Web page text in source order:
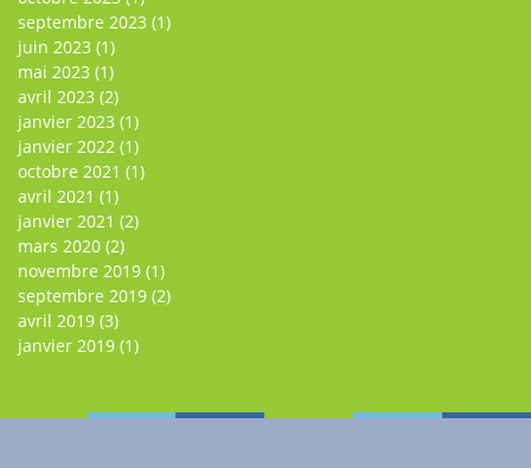
septembre 2023 (1)
juin 2023 (1)
mai 2023 (1)
avril 2023 (2)
janvier 2023 (1)
janvier 2022 (1)
octobre 2021 (1)
avril 2021 (1)
janvier 2021 (2)
mars 2020 (2)
novembre 2019 (1)
septembre 2019 (2)
avril 2019 (3)
janvier 2019 (1)